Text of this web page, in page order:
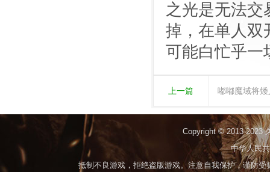
之光是无法交
掉，在单人双
可能白忙乎一
上一篇 嘟嘟魔域将
Copyright © 2013-2023
中华人民
抵制不良游戏，拒绝盗版游戏。注意自我保护，谨防